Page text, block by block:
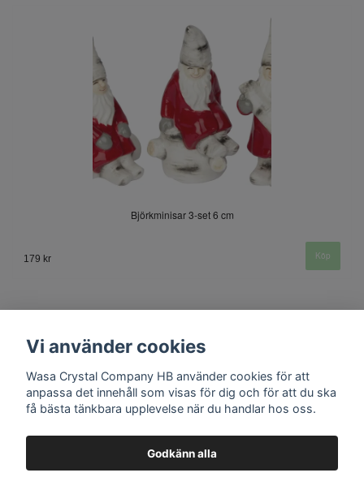
Björkminisar 3-set 6 cm
179 kr
Kontakt
Vi använder cookies
Wasa Crystal Company HB använder cookies för att
anpassa det innehåll som visas för dig och för att du ska
få bästa tänkbara upplevelse när du handlar hos oss.
Godkänn alla